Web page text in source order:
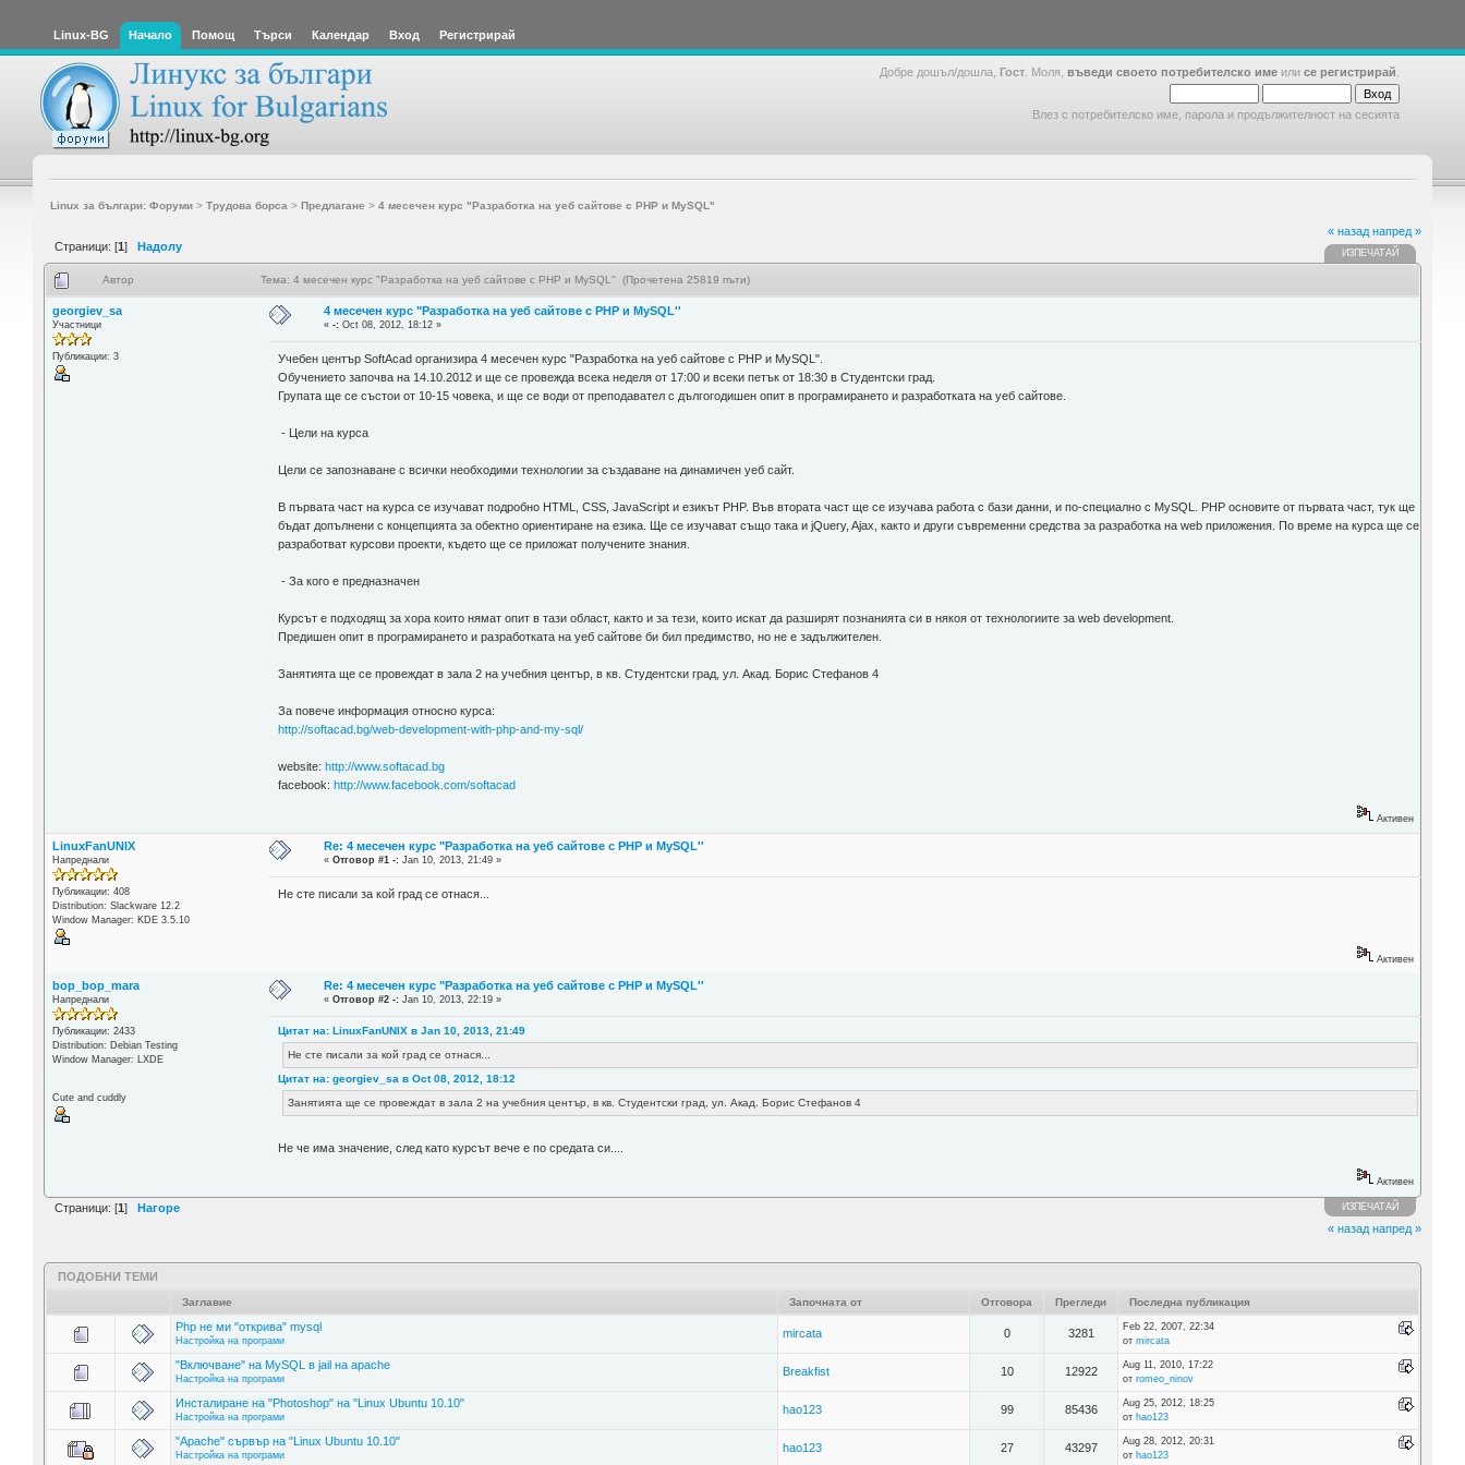
Linux-BG Начало Помощ Търси Календар Вход Регистрирай
Добре дошъл/дошла, Гост . Моля, въведи своето потребителско име или се регистрирай
Влез с потребителско име, парола и продължителност на сесията
Linux за българи: Форуми> Трудова борса > Предлагане > 4 месечен курс "Разработка на уеб сайтове с PHP и MySQL''
Страници: [1] Надолу
« назад напред »
ИЗПЕЧАТАЙ
Автор Тема: 4 месечен курс "Разработка на уеб сайтове с PHP и MySQL'' (Прочетена 25819 пъти)
georgiev_sa
Участници
Публикации: 3
4 месечен курс "Разработка на уеб сайтове с PHP и MySQL''
«-: Oct 08, 2012, 18:12 »
Учебен център SoftAcad организира 4 месечен курс "Разработка на уеб сайтове с PHP и MySQL".
Обучението започва на 14.10.2012 и ще се провежда всека неделя от 17:00 и всеки петък от 18:30 в Студентски град.
Групата ще се състои от 10-15 човека, и ще се води от преподавател с дългогодишен опит в програмирането и разработката на уеб сайтове.
- Цели на курса
Цели се запознаване с всички необходими технологии за създаване на динамичен уеб сайт.
В първата част на курса се изучават подробно HTML, CSS, JavaScript и езикът PHP. Във втората част ще се изучава работа с бази данни, и по-специално с MySQL. PHP основите от първата част, тук ще
бъдат допълнени с концепцията за обектно ориентиране на езика. Ще се изучават също така и jQuery, Ajax, както и други съвременни средства за разработка на web приложения. По време на курса ще се
разработват курсови проекти, където ще се приложат получените знания.
- За кого е предназначен
Курсът е подходящ за хора които нямат опит в тази област, както и за тези, които искат да разширят познанията си в някоя от технологиите за web development.
Предишен опит в програмирането и разработката на уеб сайтове би бил предимство, но не е задължителен.
Занятията ще се провеждат в зала 2 на учебния център, в кв. Студентски град, ул. Акад. Борис Стефанов 4
За повече информация относно курса:
http://softacad.bg/web-development-with-php-and-my-sql/
website: http://www.softacad.bg
facebook: http://www.facebook.com/softacad
Активен
LinuxFanUNIX
Напреднали
Публикации: 408
Distribution: Slackware 12.2
Window Manager: KDE 3.5.10
Re: 4 месечен курс "Разработка на уеб сайтове с PHP и MySQL''
«Отговор #1 -: Jan 10, 2013, 21:49 »
Не сте писали за кой град се отнася...
Активен
bop_bop_mara
Напреднали
Публикации: 2433
Distribution: Debian Testing
Window Manager: LXDE
Cute and cuddly
Re: 4 месечен курс "Разработка на уеб сайтове с PHP и MySQL''
«Отговор #2 -: Jan 10, 2013, 22:19 »
Цитат на: LinuxFanUNIX в Jan 10, 2013, 21:49
Не сте писали за кой град се отнася...
Цитат на: georgiev_sa в Oct 08, 2012, 18:12
Занятията ще се провеждат в зала 2 на учебния център, в кв. Студентски град, ул. Акад. Борис Стефанов 4
Не че има значение, след като курсът вече е по средата си....
Активен
Страници: [1] Нагоре ИЗПЕЧАТАЙ
« назад напред »
ПОДОБНИ ТЕМИ
Заглавие Започната от Отговора Прегледи Последна публикация
Php не ми "открива" mysql
Настройка на програми
mircata 0 3281
Feb 22, 2007, 22:34
от mircata
"Включване" на MySQL в jail на apache
Настройка на програми
Breakfist 10 12922
Aug 11, 2010, 17:22
от romeo_ninov
Инсталиране на "Photoshop" на "Linux Ubuntu 10.10"
Настройка на програми
hao123 99 85436
Aug 25, 2012, 18:25
от hao123
"Apache" сървър на "Linux Ubuntu 10.10"
Настройка на програми
hao123 27 43297
Aug 28, 2012, 20:31
от hao123